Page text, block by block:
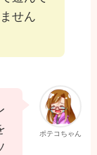
せん
ポテコちゃん